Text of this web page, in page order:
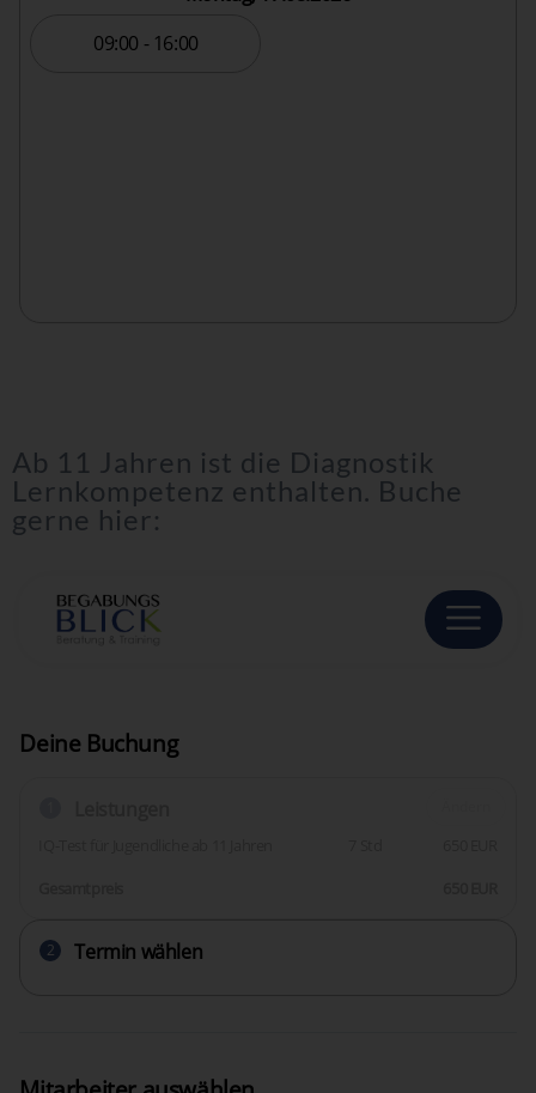
Ab 11 Jahren ist die Diagnostik
Lernkompetenz enthalten. Buche
gerne hier: